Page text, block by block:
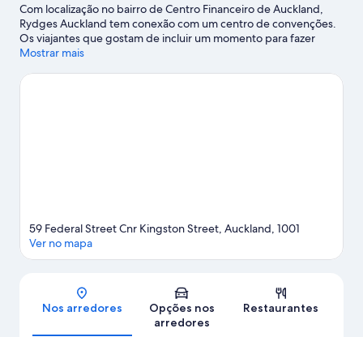
Com localização no bairro de Centro Financeiro de Auckland,
Rydges Auckland tem conexão com um centro de convenções.
Os viajantes que gostam de incluir um momento para fazer
compras no itinerário vão encontrar o que procuram em Queen
oferece bastante diversão em Terminal de Balsas de Auckland.
Mostrar mais
Mapa
59 Federal Street Cnr Kingston Street, Auckland, 1001
Ver no mapa
Nos arredores
Opções nos
arredores
Restaurantes